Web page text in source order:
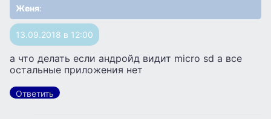
Женя:
13.09.2018 в 12:00
а что делать если андройд видит micro sd а все
остальные приложения нет
Ответить